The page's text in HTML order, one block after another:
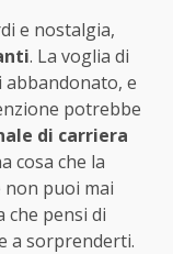
e nostalgia,
. La voglia di
e
potrebbe
di carriera
cosa che la
non puoi mai
che pensi di
a sorprenderti.